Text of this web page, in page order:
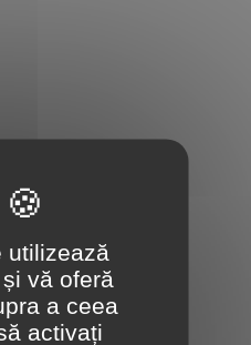
utilizează
vă oferă
a ceea
activați